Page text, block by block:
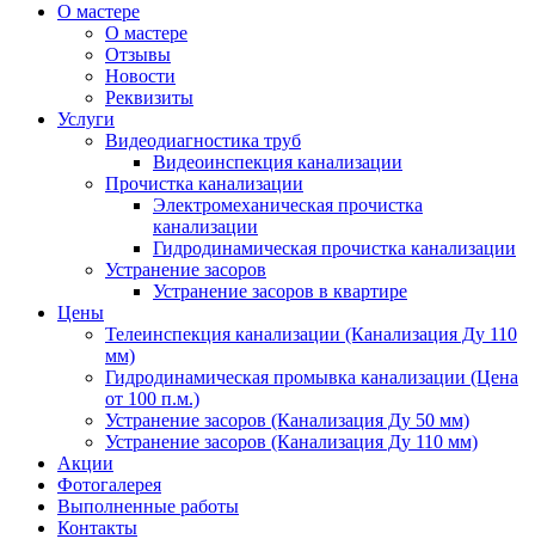
О мастере
О мастере
Отзывы
Новости
Реквизиты
Услуги
Видеодиагностика труб
Видеоинспекция канализации
Прочистка канализации
Электромеханическая прочистка
канализации
Гидродинамическая прочистка канализации
Устранение засоров
Устранение засоров в квартире
Цены
Телеинспекция канализации (Канализация Ду 110
мм)
Гидродинамическая промывка канализации (Цена
от 100 п.м.)
Устранение засоров (Канализация Ду 50 мм)
Устранение засоров (Канализация Ду 110 мм)
Акции
Фотогалерея
Выполненные работы
Контакты